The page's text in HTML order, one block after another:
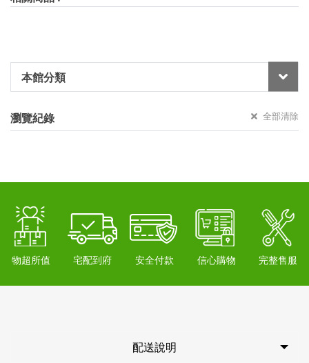
本館分類
瀏覽紀錄 全部清除
物超所值 宅配到府 安全付款 信心購物 完整售服
配送說明